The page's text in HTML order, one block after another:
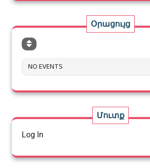
Օրացույց
NO EVENTS
Մուտք
Log In